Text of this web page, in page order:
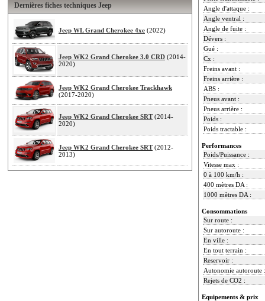
Dernières fiches techniques Jeep
Jeep WL Grand Cherokee 4xe (2022)
Jeep WK2 Grand Cherokee 3.0 CRD (2014-
2020)
Jeep WK2 Grand Cherokee Trackhawk
(2017-2020)
Jeep WK2 Grand Cherokee SRT(2014-
2020)
Jeep WK2 Grand Cherokee SRT(2012-
2013)
Angle d'attaque :
Angle ventral :
Angle de fuite :
Dévers :
Gué :
Cx :
Freins avant :
Freins arrière :
ABS :
Pneus avant :
Pneus arrière :
Poids :
Poids tractable :
Performances
Poids/Puissance :
Vitesse max :
0 à 100 km/h :
400 mètres DA :
1000 mètres DA :
Consommations
Sur route :
Sur autoroute :
En ville :
En tout terrain :
Reservoir :
Autonomie autoroute :
Rejets de CO2 :
Equipements & prix